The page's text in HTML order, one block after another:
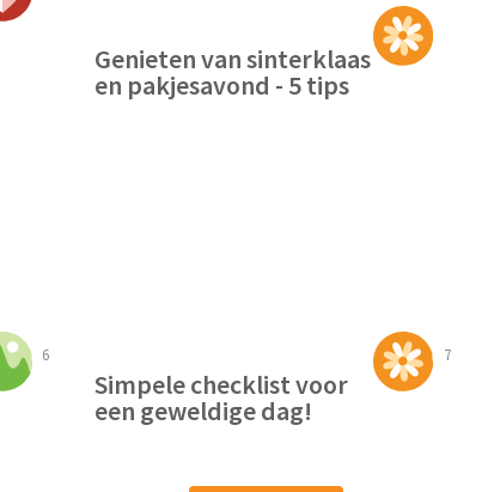
Genieten van sinterklaas
en pakjesavond - 5 tips
6 7
Simpele checklist voor
een geweldige dag!